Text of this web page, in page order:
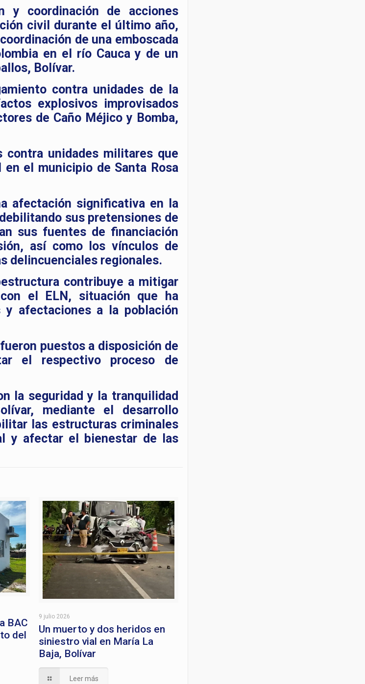
coordinación de acciones
civil durante el último año,
de una emboscada
en el río Cauca y de un
Bolívar.
contra unidades de la
explosivos improvisados
de Caño Méjico y Bomba,
contra unidades militares que
el municipio de Santa Rosa
afectación significativa en la
sus pretensiones de
sus fuentes de financiación
así como los vínculos de
delincuenciales regionales.
contribuye a mitigar
el ELN, situación que ha
y afectaciones a la población
puestos a disposición de
el respectivo proceso de
la seguridad y la tranquilidad
mediante el desarrollo
las estructuras criminales
y afectar el bienestar de las
BAC
del
9 julio 2026
Un muerto y dos heridos en
siniestro vial en María La
Baja, Bolívar
Leer más